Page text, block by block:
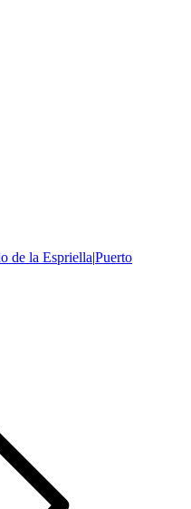
de la Espriella|Puerto